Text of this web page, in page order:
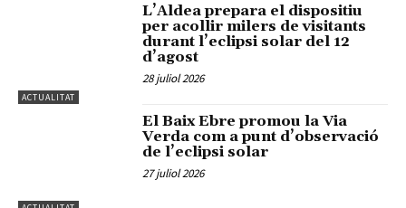
ACTUALITAT
L’Aldea prepara el dispositiu
per acollir milers de visitants
durant l’eclipsi solar del 12
d’agost
28 juliol 2026
El Baix Ebre promou la Via
Verda com a punt d’observació
de l’eclipsi solar
27 juliol 2026